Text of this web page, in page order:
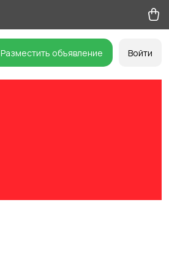
Разместить объявление Войти